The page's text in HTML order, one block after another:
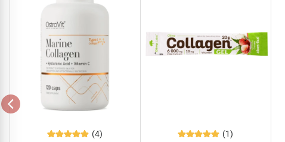
(4) (1)